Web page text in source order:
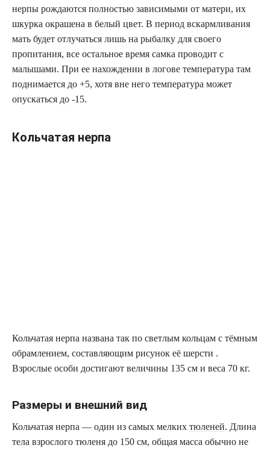
нерпы рождаются полностью зависимыми от матери, их
шкурка окрашена в белый цвет. В период вскармливания
мать будет отлучаться лишь на рыбалку для своего
пропитания, все остальное время самка проводит с
малышами. При ее нахождении в логове температура там
поднимается до +5, хотя вне него температура может
опускаться до -15.
Кольчатая нерпа
Кольчатая нерпа названа так по светлым кольцам с тёмным
обрамлением, составляющим рисунок её шерсти .
Взрослые особи достигают величины 135 см и веса 70 кг.
Размеры и внешний вид
Кольчатая нерпа — один из самых мелких тюленей. Длина
тела взрослого тюленя до 150 см, общая масса обычно не